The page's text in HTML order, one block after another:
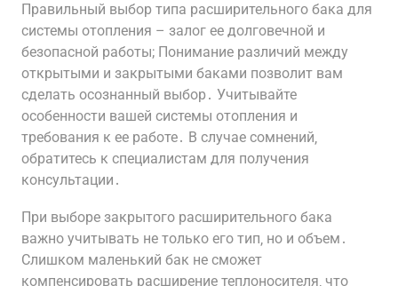
Правильный выбор типа расширительного бака для
системы отопления – залог ее долговечной и
безопасной работы; Понимание различий между
открытыми и закрытыми баками позволит вам
сделать осознанный выбор․ Учитывайте
особенности вашей системы отопления и
требования к ее работе․ В случае сомнений‚
обратитесь к специалистам для получения
консультации․
При выборе закрытого расширительного бака
важно учитывать не только его тип‚ но и объем․
Слишком маленький бак не сможет
компенсировать расширение теплоносителя‚ что